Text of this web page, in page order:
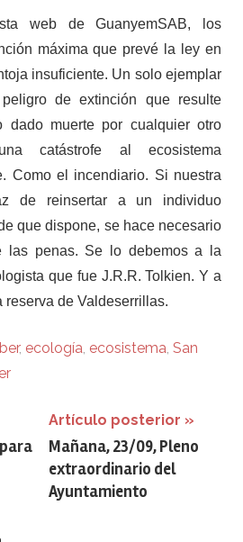
web de GuanyemSAB, los
máxima que prevé la ley en
insuficiente. Un solo ejemplar
de extinción que resulte
dado muerte por cualquier otro
catástrofe al ecosistema
Como el incendiario. Si nuestra
de reinsertar a un individuo
que dispone, se hace necesario
las penas. Se lo debemos a la
que fue J.R.R. Tolkien. Y a
de Valdeserrillas.
, ecología, ecosistema, San
Artículo posterior
Mañana, 23/09, Pleno
extraordinario del
Ayuntamiento